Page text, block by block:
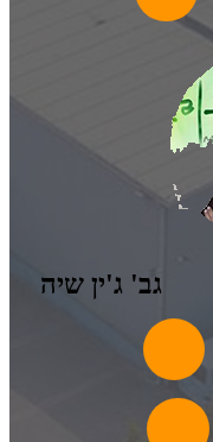
גב' ג'ין שיה